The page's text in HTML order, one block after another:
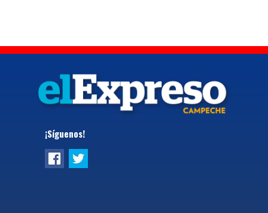
¡Síguenos!